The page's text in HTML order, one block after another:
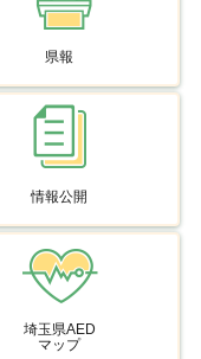
県報
情報公開
埼玉県AED
マップ